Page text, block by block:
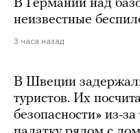
В Германии над
неизвестные
3 часа назад
В Швеции
туристов. Их
безопасности» из-